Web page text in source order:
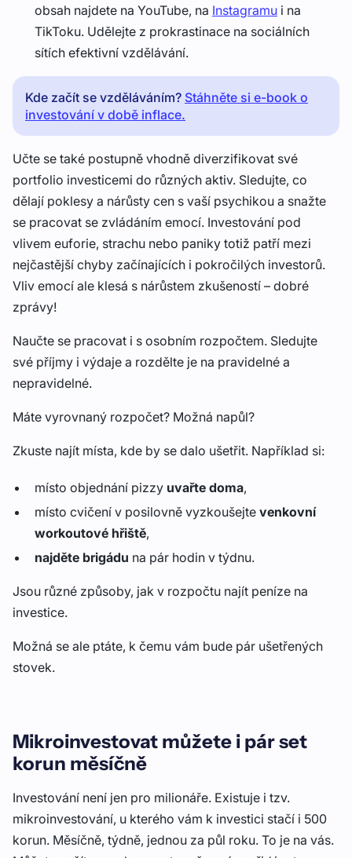
obsah najdete na YouTube, na Instagramu i na
TikToku. Udělejte z prokrastinace na sociálních
sítích efektivní vzdělávání.
Kde začít se vzděláváním? Stáhněte si e-book o
investování v době inflace.
Učte se také postupně vhodně diverzifikovat své
portfolio investicemi do různých aktiv. Sledujte, co
dělají poklesy a nárůsty cen s vaší psychikou a snažte
se pracovat se zvládáním emocí. Investování pod
vlivem euforie, strachu nebo paniky totiž patří mezi
nejčastější chyby začínajících i pokročilých investorů.
Vliv emocí ale klesá s nárůstem zkušeností – dobré
zprávy!
Naučte se pracovat i s osobním rozpočtem. Sledujte
své příjmy i výdaje a rozdělte je na pravidelné a
nepravidelné.
Máte vyrovnaný rozpočet? Možná napůl?
Zkuste najít místa, kde by se dalo ušetřit. Například si:
místo objednání pizzy uvařte doma,
místo cvičení v posilovně vyzkoušejte venkovní
workoutové hřiště,
najděte brigádu na pár hodin v týdnu.
Jsou různé způsoby, jak v rozpočtu najít peníze na
investice.
Možná se ale ptáte, k čemu vám bude pár ušetřených
stovek.
Mikroinvestovat můžete i pár set
korun měsíčně
Investování není jen pro milionáře. Existuje i tzv.
mikroinvestování, u kterého vám k investici stačí i 500
korun. Měsíčně, týdně, jednou za půl roku. To je na vás.